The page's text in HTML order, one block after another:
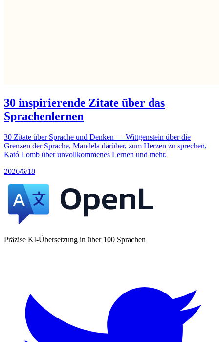
30 inspirierende Zitate über das
Sprachenlernen
30 Zitate über Sprache und Denken — Wittgenstein über die
Grenzen der Sprache, Mandela darüber, zum Herzen zu sprechen,
Kató Lomb über unvollkommenes Lernen und mehr.
2026/6/18
Präzise KI-Übersetzung in über 100 Sprachen